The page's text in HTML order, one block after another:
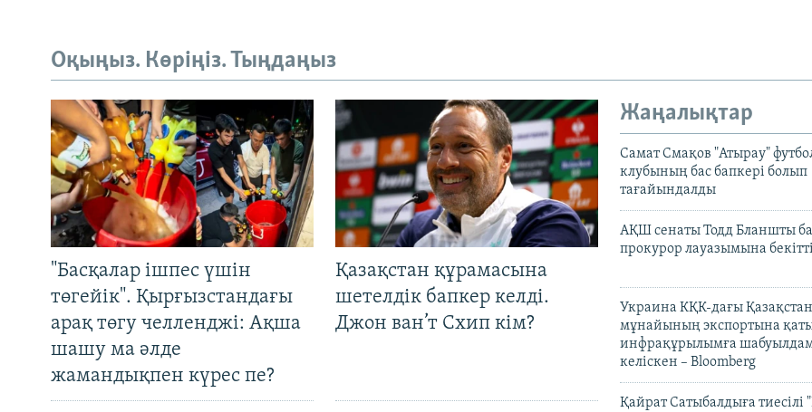
Оқыңыз. Көріңіз. Тыңдаңыз
"Басқалар ішпес үшін
төгейік". Қырғызстандағы
арақ төгу челленджі: Ақша
шашу ма әлде
жамандықпен күрес пе?
Қазақстан құрамасына
шетелдік бапкер келді.
Джон ван’т Схип кім?
Жаңалықтар
Самат Смақов "Атырау"
клубының бас бапкері болып
тағайындалды
АҚШ сенаты Тодд Бланшты
прокурор лауазымына бекітті
Украина КҚК-дағы Қазақстан
мұнайының экспортына
инфрақұрылымға
келіскен – Bloomberg
Қайрат Сатыбалдыға тиесілі